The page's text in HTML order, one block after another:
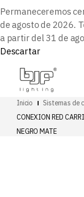
Permaneceremos
de agosto de 2026.
a partir del 31 de
Descartar
Inicio Sistemas de
CONEXION RED
NEGRO MATE